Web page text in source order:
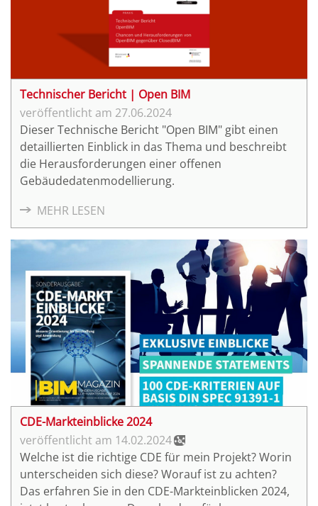
Technischer Bericht | Open BIM
27.06.2024
Dieser Technische Bericht "Open BIM" gibt einen
detaillierten Einblick in das Thema und beschreibt
die Herausforderungen einer offenen
Gebäudedatenmodellierung.
MEHR LESEN
CDE-Markteinblicke 2024
14.02.2024
Welche ist die richtige CDE für mein Projekt? Worin
unterscheiden sich diese? Worauf ist zu achten?
Das erfahren Sie in den CDE-Markteinblicken 2024,